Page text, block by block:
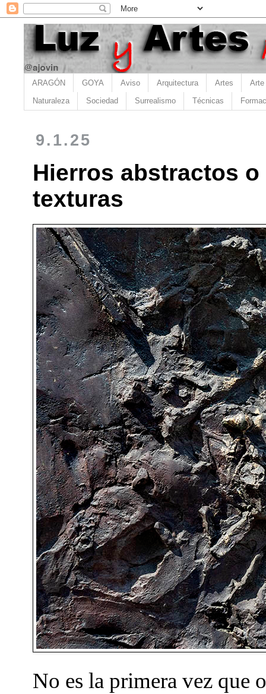
ARAGÓN GOYA Aviso Arquitectura Artes Arte
Naturaleza Sociedad Surrealismo Técnicas
9.1.25
Hierros abstractos
texturas
No es la primera vez que